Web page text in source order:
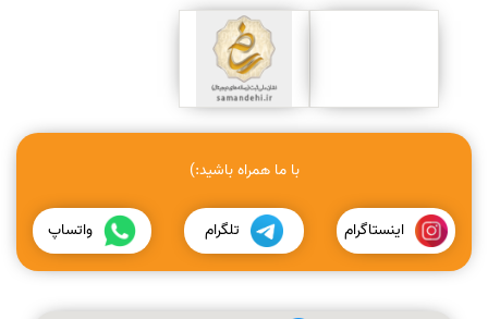
با ما همراه باشید:)
اینستاگرام تلگرام واتساپ